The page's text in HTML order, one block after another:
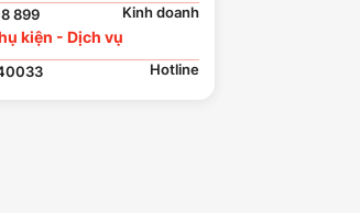
899 Kinh doanh
kiện - Dịch vụ
Hotline